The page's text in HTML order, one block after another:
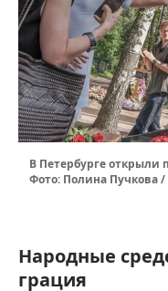
В Петербурге
Фото: Полина Пучкова
Народные
грация